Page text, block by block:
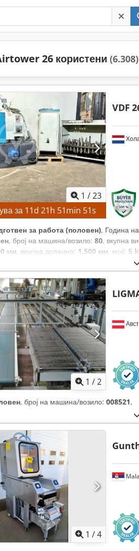
26 користени (6.308)
1 /23
за 11d21h 51min 50s
VDF
за работа (половен), Година
, број на машина/возило: 80, вкупна
мм, вкупна должина: 1.500 мм, моќ: 5
1 /2
, број на машина/возило: 008521,
1 /4